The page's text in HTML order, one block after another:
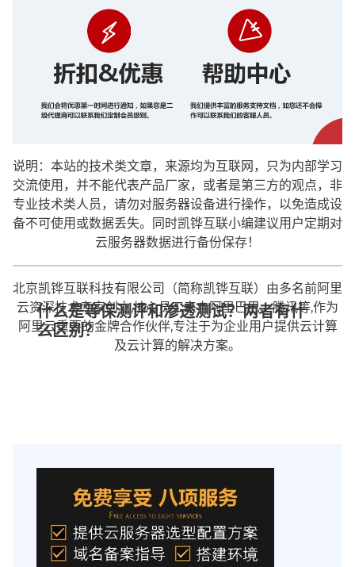
什么是等保测评和渗透测试？两者有什
么区别？
说明：本站的技术类文章，来源均为互联网，只为内部学习
交流使用，并不能代表产品厂家，或者是第三方的观点，非
专业技术类人员，请勿对服务器设备进行操作，以免造成设
备不可使用或数据丢失。同时凯铧互联小编建议用户定期对
云服务器数据进行备份保存！
北京凯铧互联科技有限公司（简称凯铧互联）由多名前阿里
云资深技术专家创立,核心员工来自阿里巴巴、腾讯等,作为
阿里云重要的金牌合作伙伴,专注于为企业用户提供云计算
及云计算的解决方案。